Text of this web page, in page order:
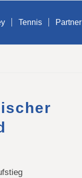
Tennis Partner